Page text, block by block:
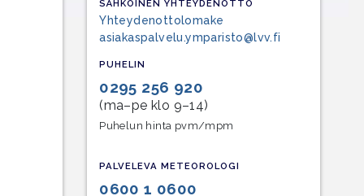
SÄHKÖINEN YHTEYDENOTTO
Yhteydenottolomake
asiakaspalvelu.ymparisto@lvv.fi
PUHELIN
0295 256 920
(ma–pe klo 9–14)
Puhelun hinta pvm/mpm
PALVELEVA METEOROLOGI
0600 1 0600